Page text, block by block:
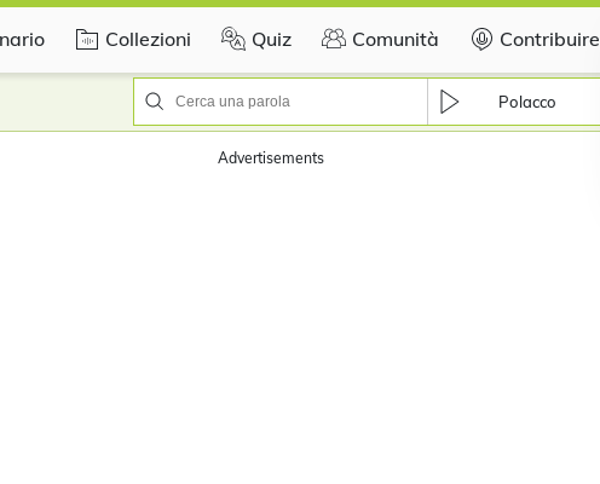
Collezioni Quiz Comunità Contribuire
Polacco
Advertisements